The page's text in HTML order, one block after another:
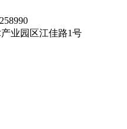
业园区江佳路1号